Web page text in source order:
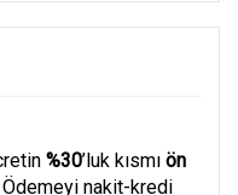
%30’luk kısmı ön
nakit-kredi